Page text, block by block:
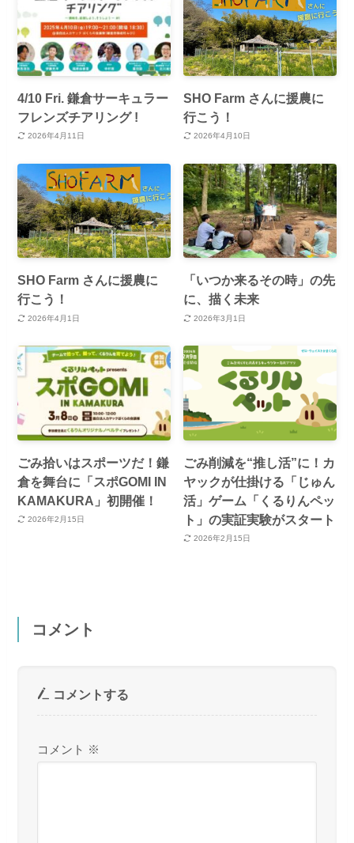
4/10 Fri. 鎌倉サーキュラー
フレンズチアリング !
2026年4月11日
SHO Farm さんに援農に
行こう！
2026年4月10日
SHO Farm さんに援農に
行こう！
2026年4月1日
「いつか来るその時」の先
に、描く未来
2026年3月1日
ごみ拾いはスポーツだ！鎌
倉を舞台に「スポGOMI IN
KAMAKURA」初開催！
2026年2月15日
ごみ削減を“推し活”に！カ
ヤックが仕掛ける「じゅん
活」ゲーム「くるりんペッ
ト」の実証実験がスタート
2026年2月15日
コメント
コメントする
コメント ※